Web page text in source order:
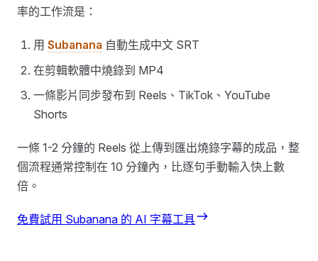
率的工作流是：
用Subanana 自動生成中文 SRT
在剪輯軟體中燒錄到 MP4
一條影片同步發布到 Reels、TikTok、YouTube
Shorts
一條 1-2 分鐘的 Reels 從上傳到匯出燒錄字幕的成品，整
個流程通常控制在 10 分鐘內，比逐句手動輸入快上數
倍。
免費試用 Subanana 的 AI 字幕工具